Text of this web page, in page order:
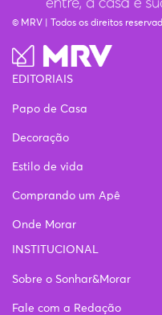
© MRV | Todos os direitos
EDITORIAIS
Papo de Casa
Decoração
Estilo de vida
Comprando um Apê
Onde Morar
INSTITUCIONAL
Sobre o Sonhar&Morar
Fale com a Redação